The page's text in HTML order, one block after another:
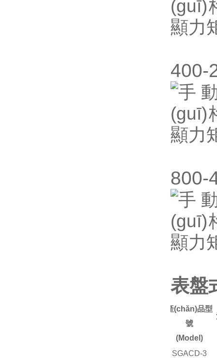
400-
800-
表盤
產(chǎn)品型
號
(Model)
SGACD-3